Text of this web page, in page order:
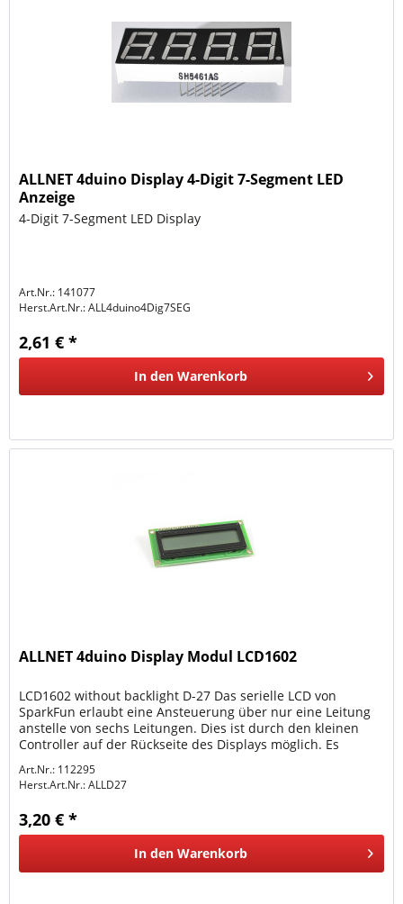
ALLNET 4duino Display 4-Digit 7-Segment LED
Anzeige
4-Digit 7-Segment LED Display
Art.Nr.: 141077
Herst.Art.Nr.:ALL4duino4Dig7SEG
2,61 € *
In den Warenkorb
ALLNET 4duino Display Modul LCD1602
LCD1602 without backlight D-27 Das serielle LCD von
SparkFun erlaubt eine Ansteuerung über nur eine Leitung
anstelle von sechs Leitungen. Dies ist durch den kleinen
Controller auf der Rückseite des Displays möglich. Es
Art.Nr.: 112295
Herst.Art.Nr.:ALLD27
3,20 € *
In den Warenkorb